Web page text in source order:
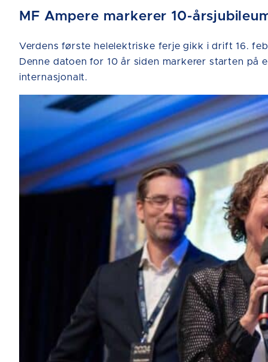
MF Ampere markerer 10-
Verdens første helelektriske ferje gikk i drift 16.
Denne datoen for 10 år siden markerer starten
internasjonalt.